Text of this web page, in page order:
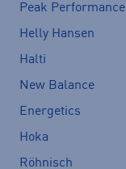
Peak Performance
Helly Hansen
Halti
New Balance
Energetics
Hoka
Röhnisch